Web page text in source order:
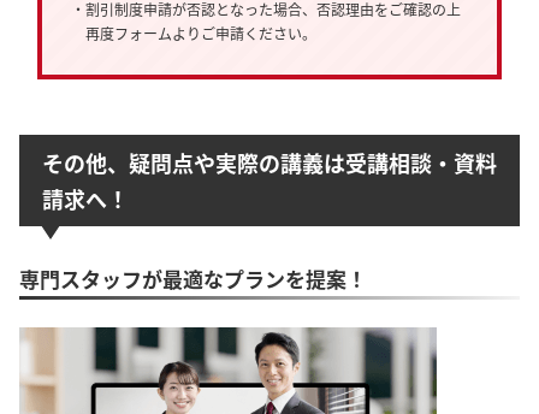
・割引制度申請が否認となった場合、否認理由をご確認の上
再度フォームよりご申請ください。
その他、疑問点や実際の講義は受講相談・資料
請求へ！
専門スタッフが最適なプランを提案！